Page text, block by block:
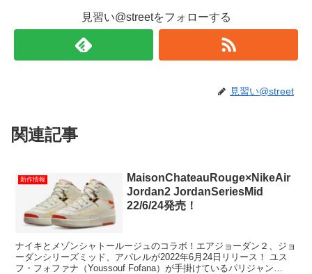
見習い@streetをフォローする
見習い@street
関連記事
新作情報
MaisonChateauRouge×NikeAir
Jordan2 JordanSeriesMid
22/6/24発売！
ナイキとメゾンシャトールージュのコラボ！エアジョーダン２、ジョ
ーダンシリーズミッド、アパレルが2022年6月24日リリース！ ユス
フ・フォファナ（Youssouf Fofana）が手掛けているパリジャン